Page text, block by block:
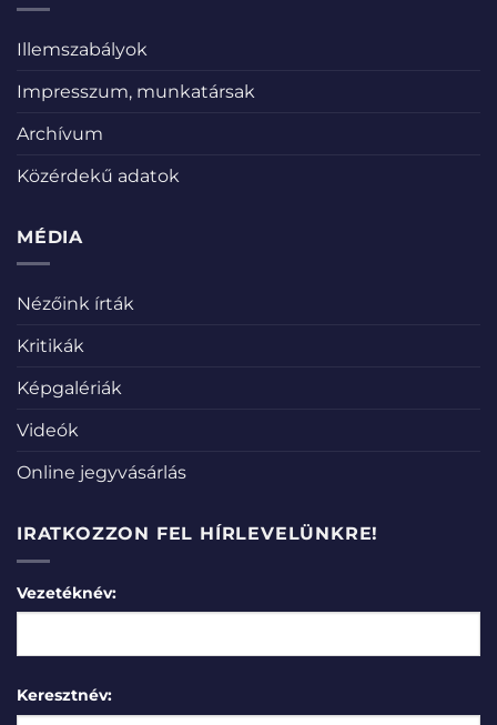
Illemszabályok
Impresszum, munkatársak
Archívum
Közérdekű adatok
MÉDIA
Nézőink írták
Kritikák
Képgalériák
Videók
Online jegyvásárlás
IRATKOZZON FEL HÍRLEVELÜNKRE!
Vezetéknév:
Keresztnév: